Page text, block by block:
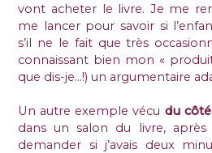
vont acheter le livre. Je me
me lancer pour savoir si
s’il ne le fait que très
connaissant bien mon «
que dis-je…!) un argumentaire
Un autre exemple vécu du
dans un salon du livre, après
demander si j’avais deux